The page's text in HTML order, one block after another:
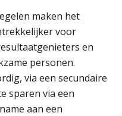
maken het
voor
en
personen.
via een secundaire
sparen via een
aan een